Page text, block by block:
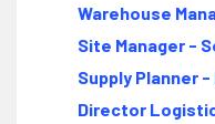
Warehouse
Site Manager -
Supply Planner
Director